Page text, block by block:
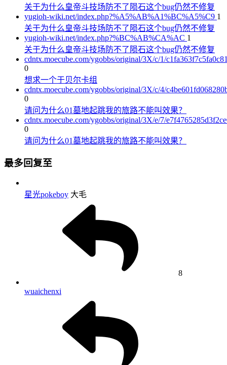
关于为什么皇帝斗技场防不了陨石这个bug仍然不修复
yugioh-wiki.net/index.php?%A5%AB%A1%BC%A5%C9 1
关于为什么皇帝斗技场防不了陨石这个bug仍然不修复
yugioh-wiki.net/index.php?%BC%AB%CA%AC 1
关于为什么皇帝斗技场防不了陨石这个bug仍然不修复
cdntx.moecube.com/ygobbs/original/3X/c/1/
0
想求一个于贝尔卡组
cdntx.moecube.com/ygobbs/original/3X/c/4/
0
请问为什么01墓地起跳我的旅路不能叫效果？
cdntx.moecube.com/ygobbs/original/3X/e/7/
0
请问为什么01墓地起跳我的旅路不能叫效果？
最多回复至
星光pokeboy 大毛
8
wuaichenxi